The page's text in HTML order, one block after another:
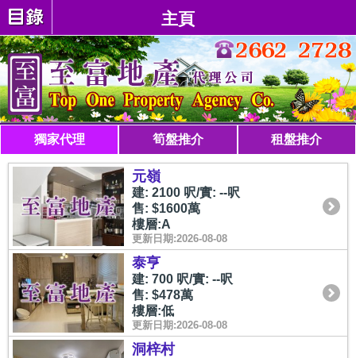
主頁
獨家代理 筍盤推介 租盤推介
元嶺
建: 2100 呎/實: --呎
售: $1600萬
樓層:A
更新日期:2026-08-08
泰亨
建: 700 呎/實: --呎
售: $478萬
樓層:低
更新日期:2026-08-08
洞梓村